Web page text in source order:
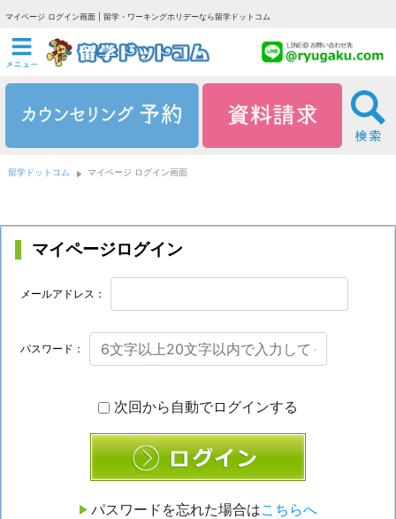
マイページ ログイン画面 | 留学・ワーキングホリデーなら留学ドットコム
留学ドットコム マイページ ログイン画面
マイページログイン
メールアドレス：
パスワード：
次回から自動でログインする
パスワードを忘れた場合はこちらへ